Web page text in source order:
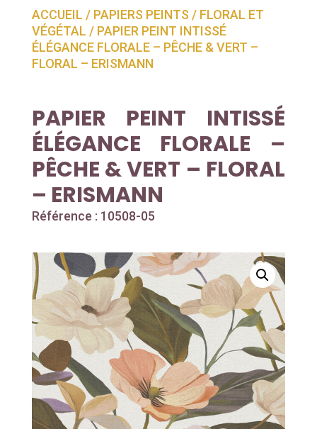
ACCUEIL / PAPIERS PEINTS / FLORAL ET
VÉGÉTAL / PAPIER PEINT INTISSÉ
ÉLÉGANCE FLORALE – PÊCHE & VERT –
FLORAL – ERISMANN
PAPIER PEINT INTISSÉ
ÉLÉGANCE FLORALE –
PÊCHE & VERT – FLORAL
– ERISMANN
Référence : 10508-05